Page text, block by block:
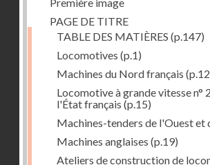
PAGE DE TITRE
TABLE DES MATIÈRES (p.147)
Locomotives (p.1)
Machines du Nord français
Locomotive à grande vitesse n°
l'État français (p.15)
Machines-tenders de l'Ouest et
Machines anglaises (p.19)
Ateliers de construction de